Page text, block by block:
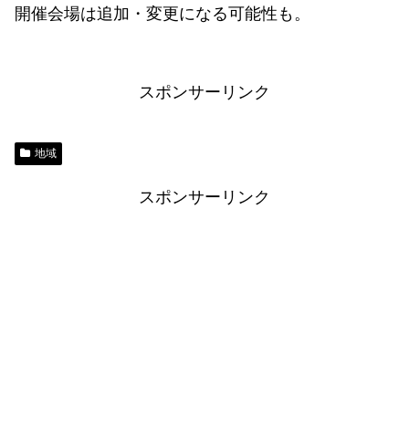
開催会場は追加・変更になる可能性も。
スポンサーリンク
地域
スポンサーリンク